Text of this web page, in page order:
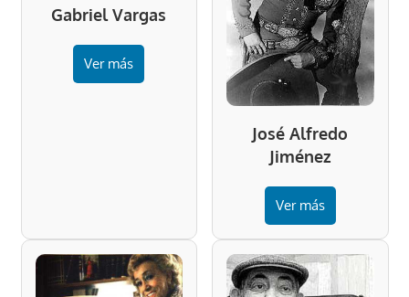
Gabriel Vargas
Ver más
José Alfredo
Jiménez
Ver más